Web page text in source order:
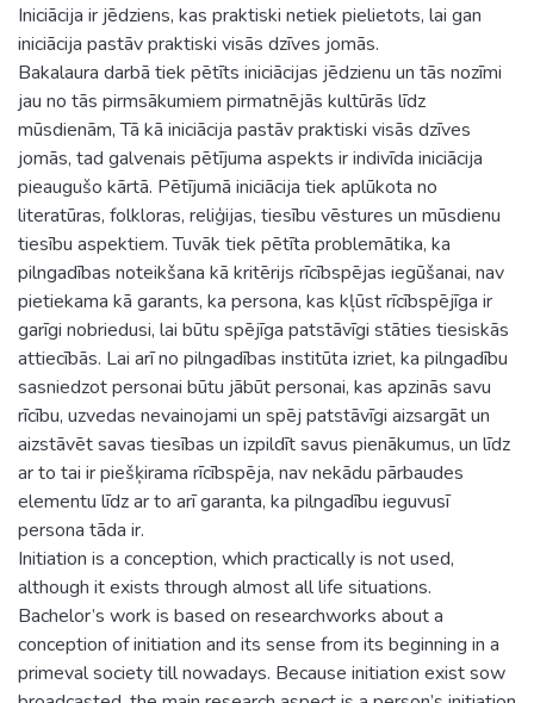
Iniciācija ir jēdziens, kas praktiski netiek pielietots, lai gan
iniciācija pastāv praktiski visās dzīves jomās.
Bakalaura darbā tiek pētīts iniciācijas jēdzienu un tās nozīmi
jau no tās pirmsākumiem pirmatnējās kultūrās līdz
mūsdienām, Tā kā iniciācija pastāv praktiski visās dzīves
jomās, tad galvenais pētījuma aspekts ir indivīda iniciācija
pieaugušo kārtā. Pētījumā iniciācija tiek aplūkota no
literatūras, folkloras, reliģijas, tiesību vēstures un mūsdienu
tiesību aspektiem. Tuvāk tiek pētīta problemātika, ka
pilngadības noteikšana kā kritērijs rīcībspējas iegūšanai, nav
pietiekama kā garants, ka persona, kas kļūst rīcībspējīga ir
garīgi nobriedusi, lai būtu spējīga patstāvīgi stāties tiesiskās
attiecībās. Lai arī no pilngadības institūta izriet, ka pilngadību
sasniedzot personai būtu jābūt personai, kas apzinās savu
rīcību, uzvedas nevainojami un spēj patstāvīgi aizsargāt un
aizstāvēt savas tiesības un izpildīt savus pienākumus, un līdz
ar to tai ir piešķirama rīcībspēja, nav nekādu pārbaudes
elementu līdz ar to arī garanta, ka pilngadību ieguvusī
persona tāda ir.
Initiation is a conception, which practically is not used,
although it exists through almost all life situations.
Bachelor’s work is based on researchworks about a
conception of initiation and its sense from its beginning in a
primeval society till nowadays. Because initiation exist sow